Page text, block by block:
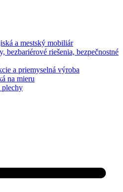
a mestský mobiliár
bezbariérové riešenia, bezpečnostné
a priemyselná výroba
na mieru
plechy